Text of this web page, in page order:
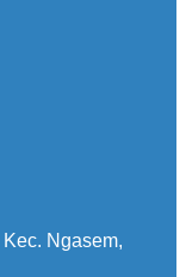
Ngasem,